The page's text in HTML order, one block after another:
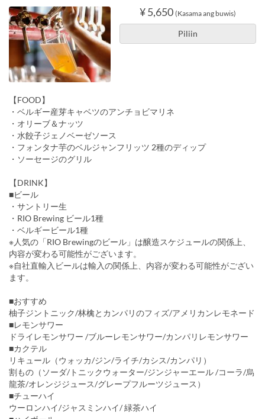
¥ 5,650 (Kasama ang buwis)
Piliin
【FOOD】
・ベルギー産芽キャベツのアンチョビマリネ
・オリーブ＆ナッツ
・水餃子ジェノベーゼソース
・フォンタナ芋のベルジャンフリッツ 2種のディップ
・ソーセージのグリル
【DRINK】
■ビール
・サントリー生
・RIO Brewing ビール1種
・ベルギービール1種
※人気の「RIO Brewingのビール」は醸造スケジュールの関係上、
内容が変わる可能性がございます。
※自社直輸入ビールは輸入の関係上、内容が変わる可能性がござい
ます。
■おすすめ
柚子ジントニック/林檎とカンパリのフィズ/アメリカンレモネード
■レモンサワー
ドライレモンサワー /ブルーレモンサワー/カンパリレモンサワー
■カクテル
リキュール（ウォッカ/ジン/ライチ/カシス/カンパリ）
割もの（ソーダ/トニックウォーター/ジンジャーエール /コーラ/烏
龍茶/オレンジジュース/グレープフルーツジュース）
■チューハイ
ウーロンハイ/ジャスミンハイ/ 緑茶ハイ